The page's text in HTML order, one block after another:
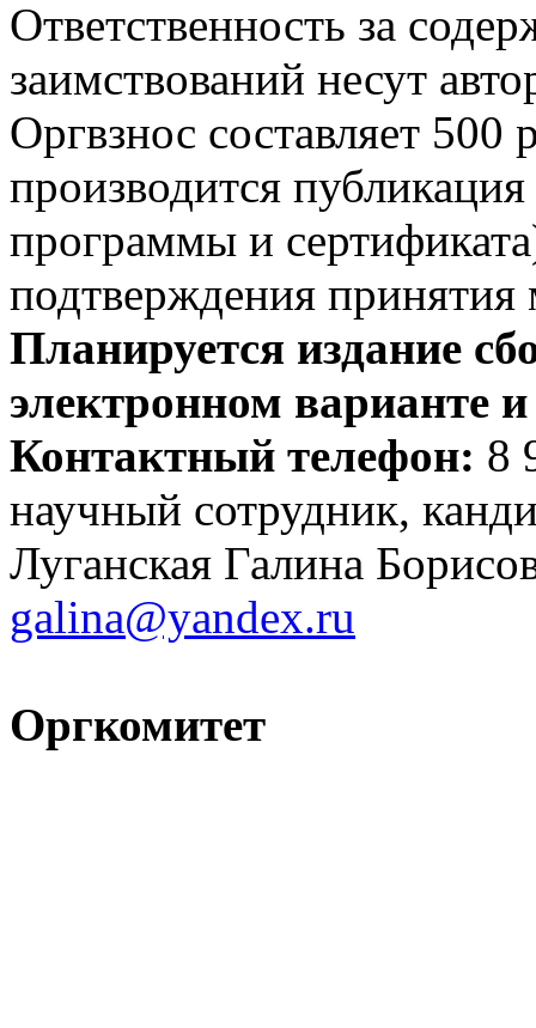
Ответственность за
заимствований несут
Оргвзнос составляет 500
производится
программы и
подтверждения принятия
Планируется издание
электронном
Контактный телефон: 8
научный сотрудник,
Луганская Галина
galina@yandex.ru
Оргкомитет